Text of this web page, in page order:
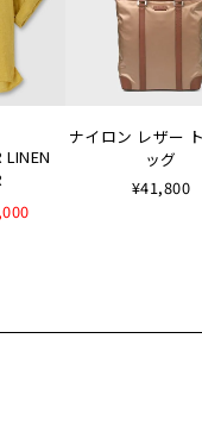
LINEN
ナイロン レザー
ッグ
¥41,800